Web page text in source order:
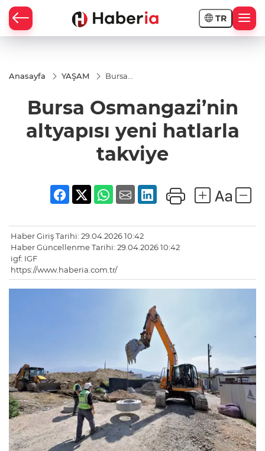
TR
Anasayfa YAŞAM
Bursa
hatlarla takviye
Bursa Osmangazi’nin
altyapısı yeni hatlarla
takviye
Haber Giriş Tarihi: 29.04.2026 10:42
Haber Güncellenme Tarihi: 29.04.2026 10:42
igf: IGF
https://www.haberia.com.tr/